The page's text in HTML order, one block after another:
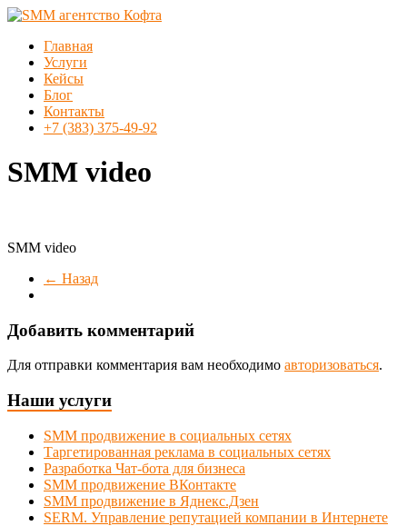
Перейти
содержимому
SMM
агентство
Кофта
SMM
продвижение
Новосибирске
МенюГлавная
Услуги
Кейсы
Блог
Контакты
+7 (383) 375-49-92
SMM video
SMM video
← Назад
Добавить комментарий
Для отправки комментария вам необходимо авторизоваться.
Наши услуги
SMM продвижение в социальных сетях
Таргетированная реклама в социальных сетях
Разработка Чат-бота для бизнеса
SMM продвижение ВКонтакте
SMM продвижение в Яднекс.Дзен
SERM. Управление репутацией компании в Интернете